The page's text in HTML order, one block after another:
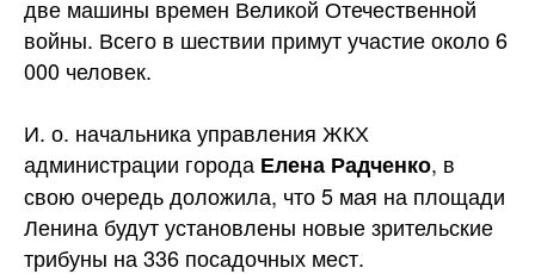
две машины времен Великой Отечественной
войны. Всего в шествии примут участие около 6
000 человек.
И. о. начальника управления ЖКХ
администрации города Елена Радченко, в
свою очередь доложила, что 5 мая на площади
Ленина будут установлены новые зрительские
трибуны на 336 посадочных мест.